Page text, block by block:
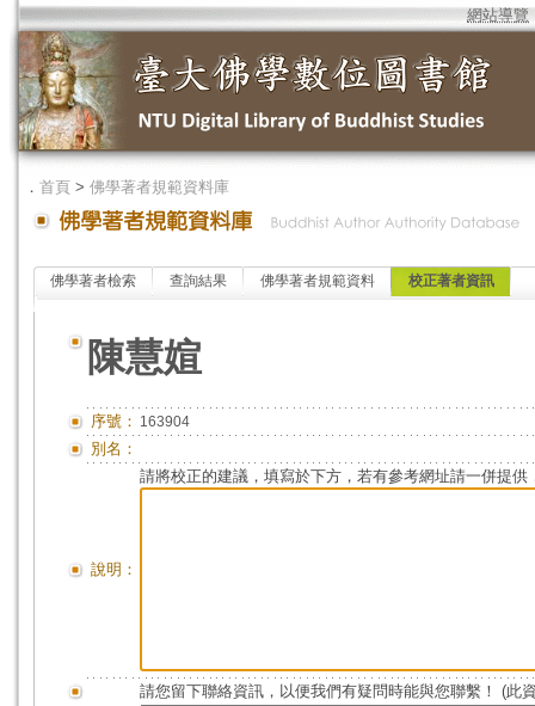
網站導覽
． 首頁 > 佛學著者規範資料庫
佛學著者檢索 查詢結果 佛學著者規範資料 校正著者資訊
陳慧媗
序號： 163904
別名：
說明：
請將校正的建議，填寫於下方，若有參考網址請一併提供
請您留下聯絡資訊，以便我們有疑問時能與您聯繫！ (此